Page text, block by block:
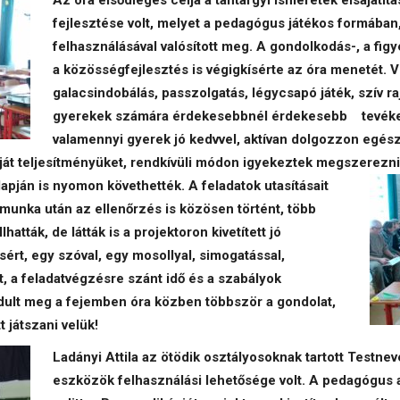
fejlesztése volt, melyet a pedagógus játékos
felhasználásával valósított meg. A gondolkodás-, a
a közösségfejlesztés is végigkísérte az óra menetét.
galacsindobálás, passzolgatás, légycsapó játék, szív
gyerekek számára érdekesebbnél érdekesebb
valamennyi gyerek jó kedvvel, aktívan dolgozzon
teljesítményüket, rendkívüli módon igyekeztek
is nyomon követhették. A feladatok utasításait
után az ellenőrzés is közösen történt, több
de látták is a projektoron kivetített jó
egy szóval, egy mosollyal, simogatással,
a feladatvégzésre szánt idő és a szabályok
meg a fejemben óra közben többször a gondolat,
játszani velük!
Ladányi Attila az ötödik osztályosoknak tartott
eszközök felhasználási lehetősége volt. A pedagógus